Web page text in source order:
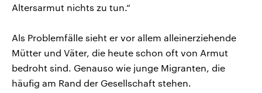
Altersarmut nichts zu tun.“
Als Problemfälle sieht er vor allem alleinerziehende
Mütter und Väter, die heute schon oft von Armut
bedroht sind. Genauso wie junge Migranten, die
häufig am Rand der Gesellschaft stehen.